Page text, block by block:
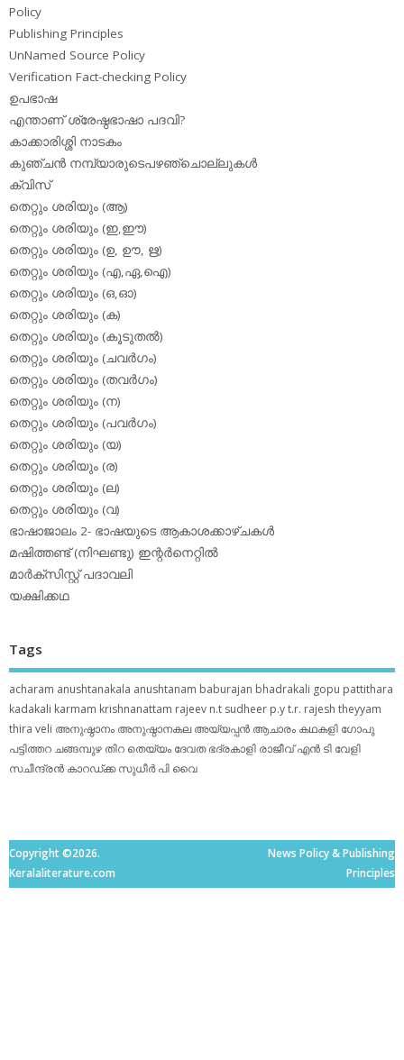
Policy
Publishing Principles
UnNamed Source Policy
Verification Fact-checking Policy
ഉപഭാഷ
എന്താണ് ശ്രേഷ്ഠഭാഷാ പദവി?
കാക്കാരിശ്ശി നാടകം
കുഞ്ചന്‍ നമ്പ്യാരുടെപഴഞ്ചൊല്ലുകള്‍
ക്വിസ്
തെറ്റും ശരിയും (ആ)
തെറ്റും ശരിയും (ഇ,ഈ)
തെറ്റും ശരിയും (ഉ, ഊ, ഋ)
തെറ്റും ശരിയും (എ,ഏ,ഐ)
തെറ്റും ശരിയും (ഒ,ഓ)
തെറ്റും ശരിയും (ക)
തെറ്റും ശരിയും (കൂടുതല്‍)
തെറ്റും ശരിയും (ചവര്‍ഗം)
തെറ്റും ശരിയും (തവര്‍ഗം)
തെറ്റും ശരിയും (ന)
തെറ്റും ശരിയും (പവര്‍ഗം)
തെറ്റും ശരിയും (യ)
തെറ്റും ശരിയും (ര)
തെറ്റും ശരിയും (ല)
തെറ്റും ശരിയും (വ)
ഭാഷാജാലം 2- ഭാഷയുടെ ആകാശക്കാഴ്ചകള്‍
മഷിത്തണ്ട് (നിഘണ്ടു) ഇന്റര്‍നെറ്റില്‍
മാര്‍ക്‌സിസ്റ്റ് പദാവലി
യക്ഷിക്കഥ
Tags
acharam anushtanakala anushtanam baburajan bhadrakali gopu pattithara
kadakali karmam krishnanattam rajeev n.t sudheer p.yt.r. rajesh theyyam
thira veli അനുഷ്ഠാനം അനുഷ്ഠാനകല അയ്യപ്പന്‍ ആചാരം കഥകളി ഗോപു
പട്ടിത്തറ ചങ്ങമ്പുഴ തിറ തെയ്യം ദേവത ഭദ്രകാളി രാജീവ് എൻ ടി വേളി
സചീന്ദ്രന്‍ കാറഡ്ക്ക സുധീര്‍ പി വൈ
Copyright ©2026.
Keralaliterature.com
News Policy & Publishing
Principles